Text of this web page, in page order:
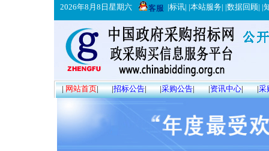
2026年8月8日星期六 客服 |标讯| |本站服务| |数据回顾| |
|网站首页| |招标公告| |采购公告| |资讯中心| |采